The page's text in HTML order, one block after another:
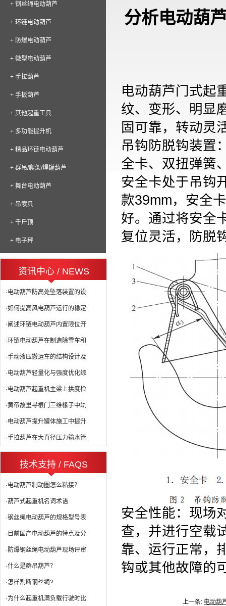
+ 钢丝绳电动葫芦
+ 环链电动葫芦
+ 防爆电动葫芦
+ 微型电动葫芦
+ 手拉葫芦
+ 手扳葫芦
+ 其他起重工具
+ 多功能提升机
+ 精品环链电动葫芦
+ 群吊/爬架/焊罐葫芦
+ 舞台电动葫芦
+ 吊索具
+ 千斤顶
+ 电子秤
资讯中心 / NEWS
·电动葫芦防高处坠落装置的设
·如何提高风电葫芦运行的稳定
·阐述环链电动葫芦内置限位开
·环链电动葫芦在制造除雪车和
·手动液压搬运车的结构设计及
·电动葫芦轻量化与强度优化综
·电动葫芦起重机主梁上拱度检
·黄帝故里寻根门三维椽子中轨
·电动葫芦提升罐体施工中提升
·手拉葫芦在大直径压力输水管
技术支持 / FAQS
·电动葫芦制动圈怎么粘接？
·葫芦式起重机名词术语
·钢丝绳电动葫芦的规格型号表
·目前国产电动葫芦的特点及分
·防爆钢丝绳电动葫芦现场评审
·什么是群吊葫芦？
·怎样割断钢丝绳?
·为什么起重机满负载行驶时比
分析电动葫
电动葫芦门式起
纹、变形、明显
固可靠，转动灵
吊钩防脱钩装置
全卡、双扭弹簧
安全卡处于吊钩
款39mm，安全
好。通过将安全
复位灵活，防脱
安全性能：现场
查，并进行空载
靠、运行正常，
钩或其他故障的
上一条: 电动葫